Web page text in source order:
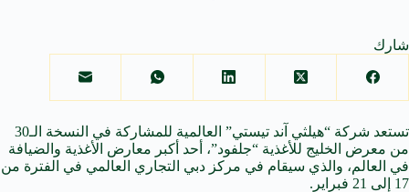
شارك
تستعد شركة “هيلثي آند تيستي” العالمية للمشاركة في النسخة الـ30
من معرض الخليج للأغذية “جلفود”، أحد أكبر معارض الأغذية والضيافة
في العالم، والذي سيقام في مركز دبي التجاري العالمي في الفترة من
17 إلى 21 فبراير.